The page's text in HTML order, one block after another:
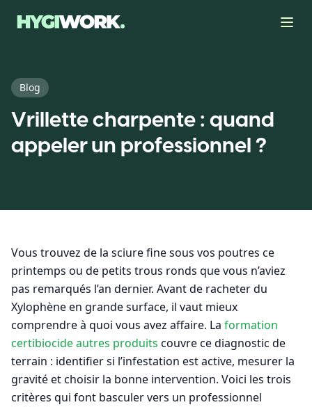
Blog
Vrillette charpente : quand
appeler un professionnel ?
Vous trouvez de la sciure fine sous vos poutres ce
printemps ou de petits trous ronds que vous n’aviez
pas remarqués l’an dernier. Avant de racheter du
Xylophène en grande surface, il vaut mieux
comprendre à quoi vous avez affaire. La formation
certibiocide autres produits couvre ce diagnostic de
terrain : identifier si l’infestation est active, mesurer la
gravité et choisir la bonne intervention. Voici les trois
critères qui font basculer vers un professionnel